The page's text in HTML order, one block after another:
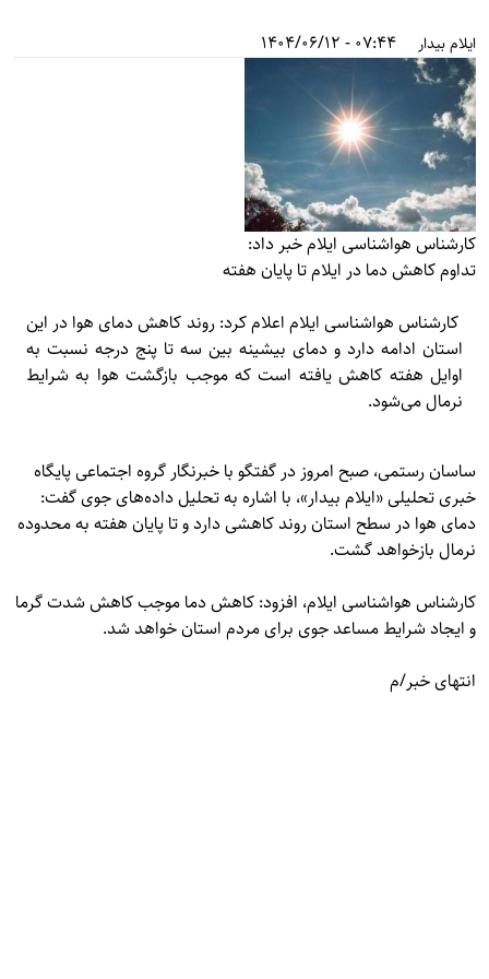
ایلام بیدار 07:44 - 1404/06/12
کارشناس هواشناسی ایلام خبر داد:
تداوم کاهش دما در ایلام تا پایان هفته
کارشناس هواشناسی ایلام اعلام کرد: روند کاهش دمای هوا در این
استان ادامه دارد و دمای بیشینه بین سه تا پنج درجه نسبت به
اوایل هفته کاهش یافته است که موجب بازگشت هوا به شرایط
نرمال می‌شود.
ساسان رستمی، صبح امروز در گفتگو با خبرنگار گروه اجتماعی پایگاه
خبری تحلیلی «ایلام بیدار»، با اشاره به تحلیل داده‌های جوی گفت:
دمای هوا در سطح استان روند کاهشی دارد و تا پایان هفته به محدوده
نرمال بازخواهد گشت.
کارشناس هواشناسی ایلام، افزود: کاهش دما موجب کاهش شدت گرما
و ایجاد شرایط مساعد جوی برای مردم استان خواهد شد.
انتهای خبر/م